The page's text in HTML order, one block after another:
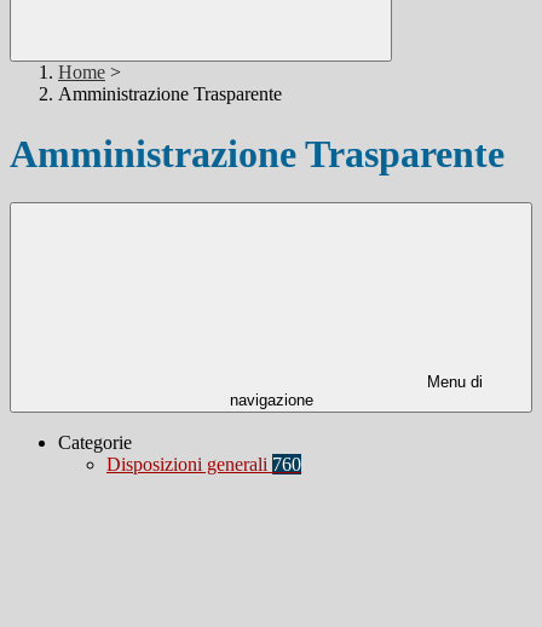
Home >
Amministrazione Trasparente
Amministrazione Trasparente
Menu di
navigazione
Categorie
Disposizioni generali 760